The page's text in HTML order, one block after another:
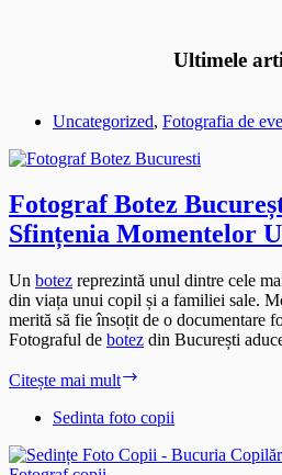
Ultimele
Uncategorized, Fotografia de
Fotograf Botez
Sfințenia Momentelor
Un botez reprezintă unul dintre cele
din viața unui copil și a familiei sale.
merită să fie însoțit de o documentare
Fotograful de botez din București
Citește mai mult
București
Îmbrățișând
Sedinta foto copii